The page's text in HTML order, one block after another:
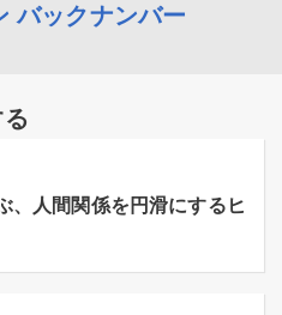
バックナンバー
、人間関係を円滑にするヒ